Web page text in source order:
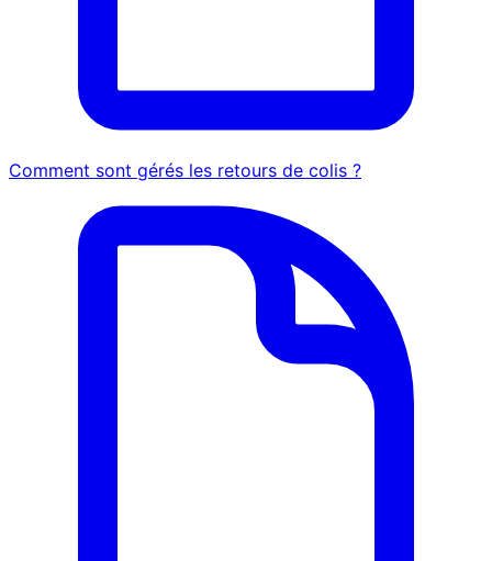
Comment sont gérés les retours de colis ?